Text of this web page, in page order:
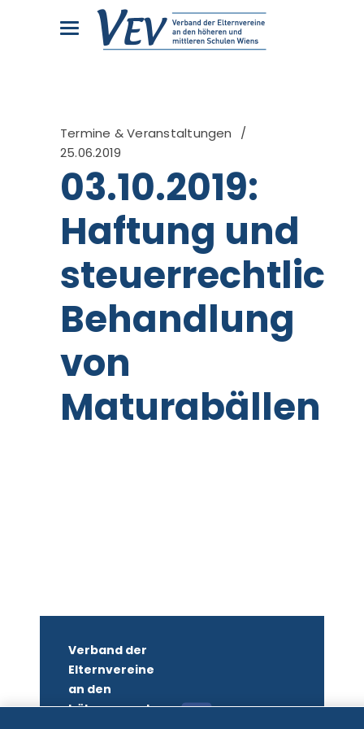
Termine & Veranstaltungen
25.06.2019
03.10.2019:
Haftung und
Behandlung
von
Maturabällen
Verband der
Elternvereine
an den
höheren und